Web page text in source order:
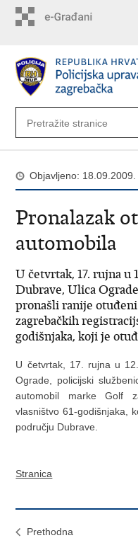
Objavljeno: 18.09.2009.
Pronalazak
automobila
U četvrtak, 17. rujna u
Dubrave, Ulica
pronašli ranije
zagrebačkih
godišnjaka, koji je
U četvrtak, 17. rujna u
Ograde, policijski
automobil marke Golf
vlasništvo 61-godišnjaka,
području Dubrave.
Stranica
Prethodna